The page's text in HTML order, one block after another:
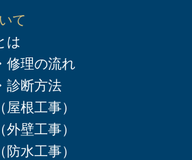
て
は
修理の流れ
診断方法
根工事）
壁工事）
水工事）